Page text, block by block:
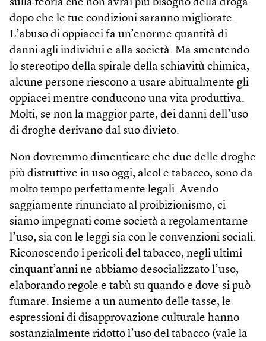
sulla teoria che non avrai più bisogno della droga
dopo che le tue condizioni saranno migliorate.
L’abuso di oppiacei fa un’enorme quantità di
danni agli individui e alla società. Ma smentendo
lo stereotipo della spirale della schiavitù chimica,
alcune persone riescono a usare abitualmente gli
oppiacei mentre conducono una vita produttiva.
Molti, se non la maggior parte, dei danni dell’uso
di droghe derivano dal suo divieto.
Non dovremmo dimenticare che due delle droghe
più distruttive in uso oggi, alcol e tabacco, sono da
molto tempo perfettamente legali. Avendo
saggiamente rinunciato al proibizionismo, ci
siamo impegnati come società a regolamentarne
l’uso, sia con le leggi sia con le convenzioni sociali.
Riconoscendo i pericoli del tabacco, negli ultimi
cinquant’anni ne abbiamo desocializzato l’uso,
elaborando regole e tabù su quando e dove si può
fumare. Insieme a un aumento delle tasse, le
espressioni di disapprovazione culturale hanno
sostanzialmente ridotto l’uso del tabacco (vale la